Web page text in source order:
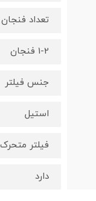
تعداد
1-2 فنجان
جنس فیلتر
استیل
فیلتر
دارد